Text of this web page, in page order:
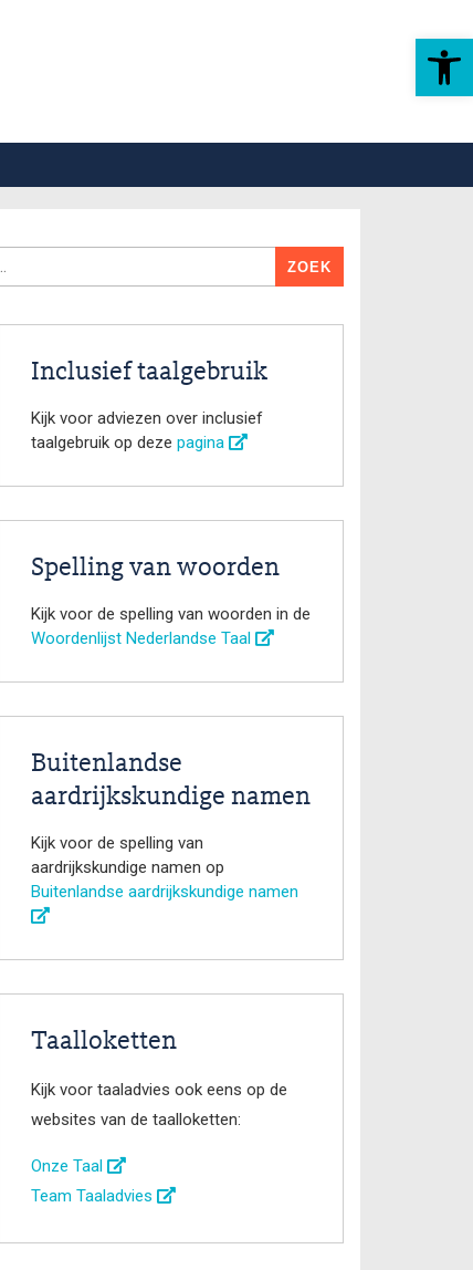
Toolbar openen
Inclusief taalgebruik
Kijk voor adviezen over inclusief
taalgebruik op deze pagina
Spelling van woorden
Kijk voor de spelling van woorden in de
Woordenlijst Nederlandse Taal
Buitenlandse
aardrijkskundige namen
Kijk voor de spelling van
aardrijkskundige namen op
Buitenlandse aardrijkskundige namen
Taalloketten
Kijk voor taaladvies ook eens op de
websites van de taalloketten:
Onze Taal
Team Taaladvies